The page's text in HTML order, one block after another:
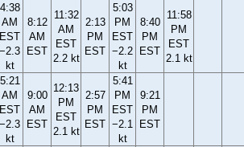
4:38
AM
EST
−2.3
kt
8:12
AM
EST
11:32
AM
EST
2.2 kt
2:13
PM
EST
5:03
PM
EST
−2.2
kt
8:40
PM
EST
11:58
PM
EST
2.1 kt
5:21
AM
EST
−2.3
kt
9:00
AM
EST
12:13
PM
EST
2.1 kt
2:57
PM
EST
5:41
PM
EST
−2.1
kt
9:21
PM
EST